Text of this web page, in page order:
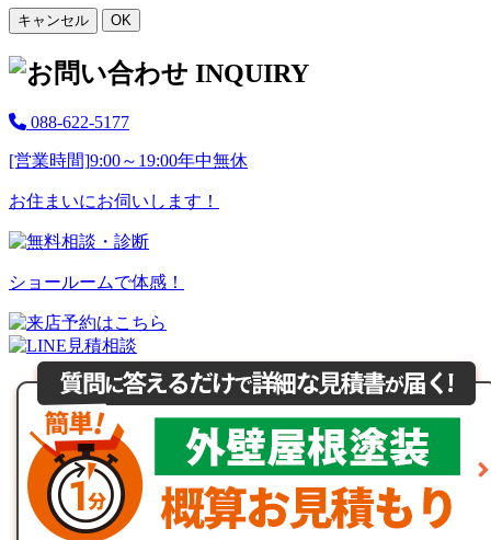
キャンセル OK
088-622-5177
[営業時間]9:00～19:00年中無休
お住まいにお伺いします！
ショールームで体感！